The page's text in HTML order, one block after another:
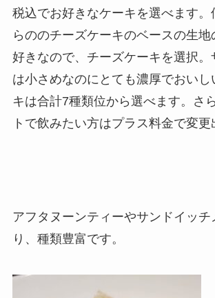
税込でお好きなケーキを選べます。
らののチーズケーキのベースの生
好きなので、チーズケーキを選択。
は小さめなのにとても濃厚でおいし
キは合計7種類位から選べます。さ
トで飲みたい方はプラス料金で変更
アフタヌーンティーやサンドイッチ
り、種類豊富です。